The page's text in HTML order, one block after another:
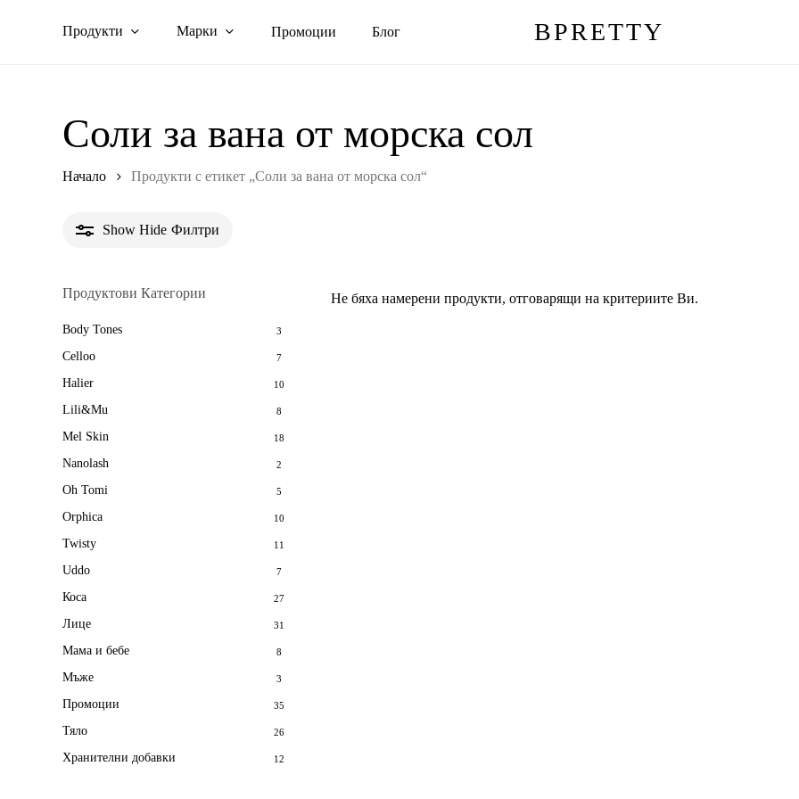
BPRETTY
Продукти Марки Промоции Блог
Соли за вана от морска сол
Начало Продукти с етикет „Соли за вана от морска сол“
Show Hide Филтри
Продуктови Категории
Body Tones 3
Celloo 7
Halier 10
Lili&Mu 8
Mel Skin 18
Nanolash 2
Oh Tomi 5
Orphica 10
Twisty 11
Uddo 7
Коса 27
Лице 31
Мама и бебе 8
Мъже 3
Промоции 35
Тяло 26
Хранителни добавки 12
Не бяха намерени продукти, отговарящи на критериите Ви.